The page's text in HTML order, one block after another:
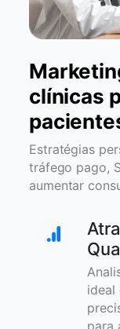
clínicas
Estratégias
tráfego pago,
aumentar
ideal